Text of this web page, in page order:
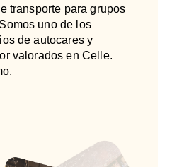
transporte para grupos
uno de los
de autocares y
valorados en Celle.